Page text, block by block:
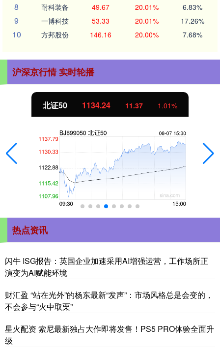
8 耐科装备 49.67 20.01% 6.83%
9 一博科技 53.33 20.01% 17.26%
10 方邦股份 146.16 20.00% 7.68%
沪深京行情 实时轮播
创业板指 3563.12 47.56 1.35%
热点资讯
闪牛 ISG报告：英国企业加速采用AI增强运营，工作场所正
演变为AI赋能环境
财汇盈 “站在光外”的杨东最新“发声”：市场风格总是会变的，
不会参与“火中取栗”
星火配资 索尼最新独占大作即将发售！PS5 PRO体验全面升
级